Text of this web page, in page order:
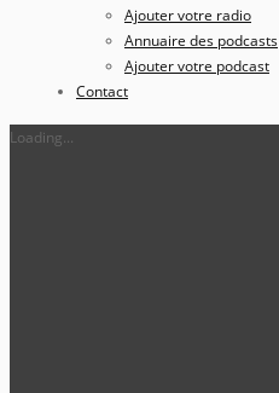
Ajouter votre radio
Annuaire des podcasts
Ajouter votre podcast
Contact
Loading...